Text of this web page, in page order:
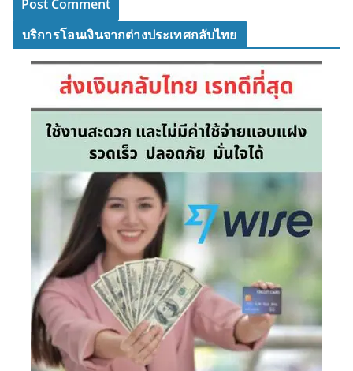
บริการโอนเงินจากต่างประเทศกลับไทย